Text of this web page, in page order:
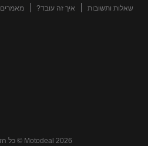
שאלות ותשובות איך זה עובד? מאמרים
Motodeal 2026 © כל הזכויות שמורות.